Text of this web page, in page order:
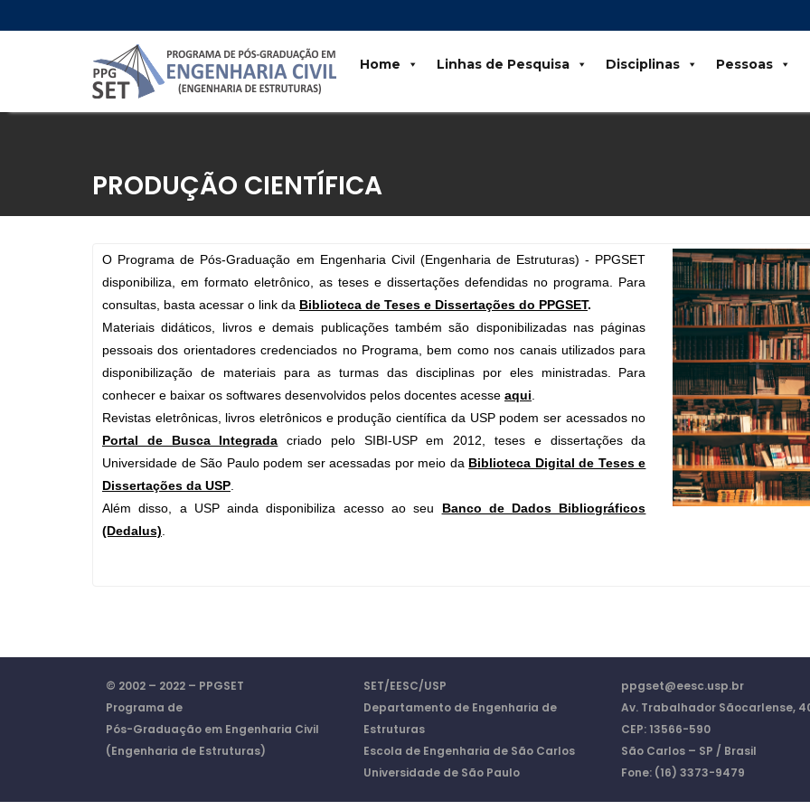
Home Linhas de Pesquisa Disciplinas Pessoas
PRODUÇÃO CIENTÍFICA
O Programa de Pós-Graduação em Engenharia Civil (Engenharia de Estruturas) - PPGSET
disponibiliza, em formato eletrônico, as teses e dissertações defendidas no programa. Para
consultas, basta acessar o link da Biblioteca de Teses e Dissertações do PPGSET.
Materiais didáticos, livros e demais publicações também são disponibilizadas nas páginas
pessoais dos orientadores credenciados no Programa, bem como nos canais utilizados para
disponibilização de materiais para as turmas das disciplinas por eles ministradas. Para
conhecer e baixar os softwares desenvolvidos pelos docentes acesse aqui
Revistas eletrônicas, livros eletrônicos e produção científica da USP podem ser acessados no
Portal de Busca Integrada criado pelo SIBI-USP em 2012, teses e dissertações da
Universidade de São Paulo podem ser acessadas por meio da Biblioteca Digital de Teses e
Dissertações da USP
Além disso, a USP ainda disponibiliza acesso ao seu Banco de Dados Bibliográficos
(Dedalus)
© 2002 – 2022 – PPGSET
Programa de
Pós-Graduação em Engenharia Civil
(Engenharia de Estruturas)
SET/EESC/USP
Departamento de Engenharia de
Estruturas
Escola de Engenharia de São Carlos
Universidade de São Paulo
ppgset@eesc.usp.br
Av. Trabalhador Sãocarlense,
CEP: 13566-590
São Carlos – SP / Brasil
Fone: (16) 3373-9479